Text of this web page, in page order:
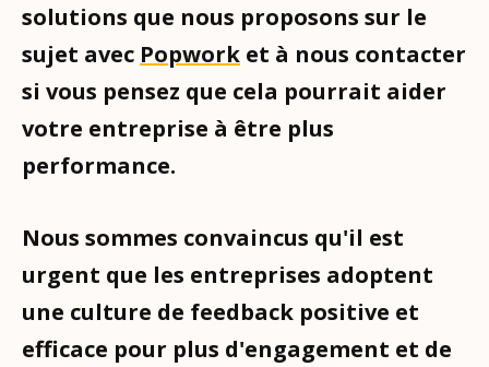
solutions que nous proposons sur le
sujet avec Popwork et à nous contacter
si vous pensez que cela pourrait aider
votre entreprise à être plus
performance.
Nous sommes convaincus qu'il est
urgent que les entreprises adoptent
une culture de feedback positive et
efficace pour plus d'engagement et de